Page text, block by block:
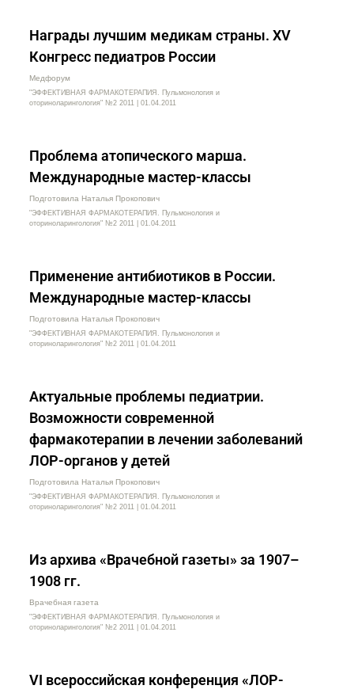
Награды лучшим медикам страны. XV
Конгресс педиатров России
Медфорум
"ЭФФЕКТИВНАЯ ФАРМАКОТЕРАПИЯ. Пульмонология и
оториноларингология" №2 2011 | 01.04.2011
Проблема атопического марша.
Международные мастер-классы
Подготовила Наталья Прокопович
"ЭФФЕКТИВНАЯ ФАРМАКОТЕРАПИЯ. Пульмонология и
оториноларингология" №2 2011 | 01.04.2011
Применение антибиотиков в России.
Международные мастер-классы
Подготовила Наталья Прокопович
"ЭФФЕКТИВНАЯ ФАРМАКОТЕРАПИЯ. Пульмонология и
оториноларингология" №2 2011 | 01.04.2011
Актуальные проблемы педиатрии.
Возможности современной
фармакотерапии в лечении заболеваний
ЛОР-органов у детей
Подготовила Наталья Прокопович
"ЭФФЕКТИВНАЯ ФАРМАКОТЕРАПИЯ. Пульмонология и
оториноларингология" №2 2011 | 01.04.2011
Из архива «Врачебной газеты» за 1907–
1908 гг.
Врачебная газета
"ЭФФЕКТИВНАЯ ФАРМАКОТЕРАПИЯ. Пульмонология и
оториноларингология" №2 2011 | 01.04.2011
VI всероссийская конференция «ЛОР-